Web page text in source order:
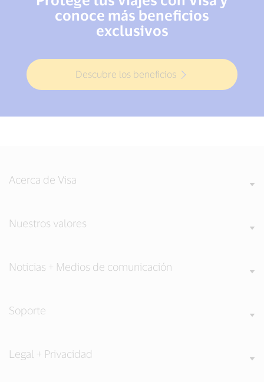
conoce más beneficios
exclusivos
Descubre los beneficios
Acerca de Visa
Nuestros valores
Noticias + Medios de comunicación
Soporte
Legal + Privacidad